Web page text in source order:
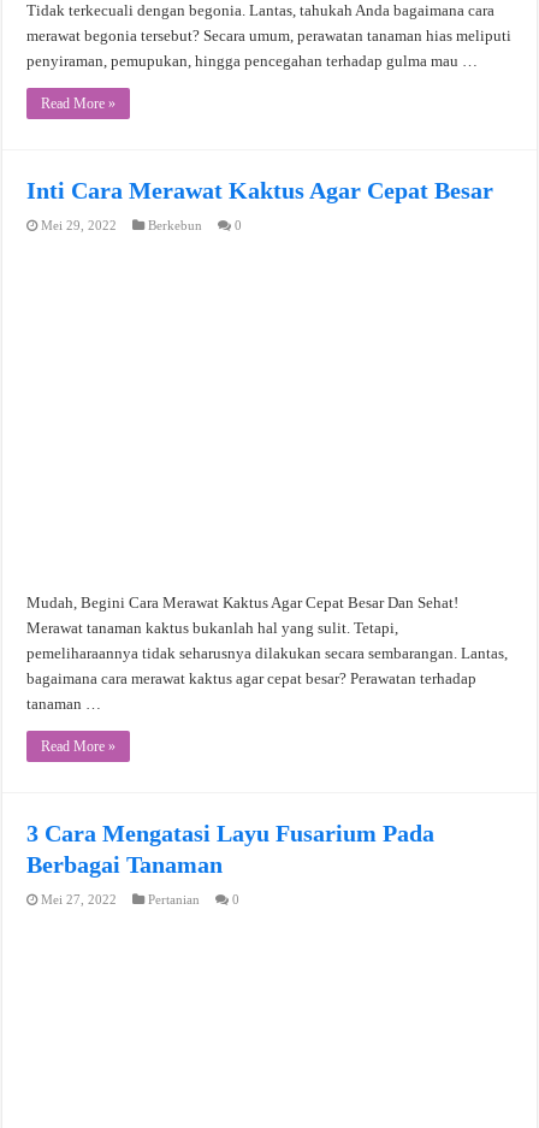
Tidak terkecuali dengan begonia. Lantas, tahukah Anda bagaimana cara
merawat begonia tersebut? Secara umum, perawatan tanaman hias meliputi
penyiraman, pemupukan, hingga pencegahan terhadap gulma mau …
Read More »
Inti Cara Merawat Kaktus Agar Cepat Besar
Mei 29, 2022 Berkebun 0
Mudah, Begini Cara Merawat Kaktus Agar Cepat Besar Dan Sehat!
Merawat tanaman kaktus bukanlah hal yang sulit. Tetapi,
pemeliharaannya tidak seharusnya dilakukan secara sembarangan. Lantas,
bagaimana cara merawat kaktus agar cepat besar? Perawatan terhadap
tanaman …
Read More »
3 Cara Mengatasi Layu Fusarium Pada
Berbagai Tanaman
Mei 27, 2022 Pertanian 0